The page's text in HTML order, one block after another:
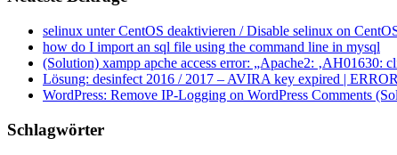
selinux unter CentOS deaktivieren / Disable selinux on
how do I import an sql file using the command line in mysql
(Solution) xampp apche access error: „Apache2: ‚AH01630:
Lösung: desinfect 2016 / 2017 – AVIRA key expired |
WordPress: Remove IP-Logging on WordPress Comments
Schlagwörter